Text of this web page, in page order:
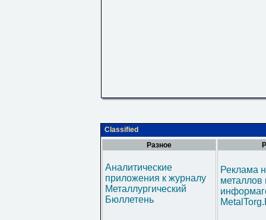
Classified
Разное
Аналитические
приложения к журналу
Металлургический
Бюллетень
Реклама
металлов